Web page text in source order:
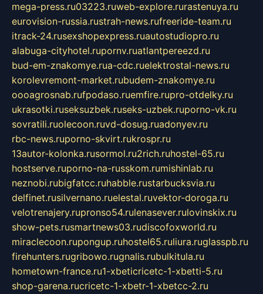
mega-press.ru03223.ruweb-explore.rurastenuya.ru
eurovision-russia.rustrah-news.rufreeride-team.ru
itrack-24.rusexshopexpress.ruautostudiopro.ru
alabuga-cityhotel.rupornv.ruatlantpereezd.ru
bud-em-znakomye.rua-cdc.ruelektrostal-news.ru
korolevremont-market.rubudem-znakomye.ru
oooagrosnab.rufpodaso.ruemfire.rupro-otdelky.ru
ukrasotki.ruseksuzbek.ruseks-uzbek.ruporno-vk.ru
sovratili.ruolecoon.ruvd-dosug.ruadonyev.ru
rbc-news.ruporno-skvirt.rukrospr.ru
13autor-kolonka.rusormol.ru2rich.ruhostel-65.ru
hostserve.ruporno-na-russkom.rumishinlab.ru
neznobi.rubigfatcc.ruhabble.rustarbucksvia.ru
delfinet.rusilvernano.ruelestal.ruvektor-doroga.ru
velotrenajery.rupronso54.rulenasever.rulovinskix.ru
show-pets.rusmartnews03.rudiscofoxworld.ru
miraclecoon.rupongup.ruhostel65.ruliura.ruglasspb.ru
firehunters.rugribowo.rugnalis.rubulkitula.ru
hometown-france.ru1-xbeticricetc-1-xbetti-5.ru
shop-garena.rucricetc-1-xbetr-1-xbetcc-2.ru